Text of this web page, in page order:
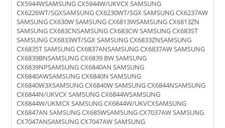
CX5944WSAMSUNG CX5944W/UKVCX SAMSUNG
CX6226WT/SGXSAMSUNG CX6230WT/SGX SAMSUNG CX6237AW
SAMSUNG CX630W SAMSUNG CX6813WSAMSUNG CX6813ZN
SAMSUNG CX683CNSAMSUNG CX683CW SAMSUNG CX683ST
SAMSUNG CX6833WT/SGX SAMSUNG CX6833ZNSAMSUNG
CX6835T SAMSUNG CX6837ANSAMSUNG CX6837AW SAMSUNG
CX6839BNSAMSUNG CX6839 BW SAMSUNG
CX6839NPSAMSUNG CX6840AN SAMSUNG
CX6840AWSAMSUNG CX6840N SAMSUNG
CX6840W3XSAMSUNG CX6840W SAMSUNG CX6844NSAMSUNG
CX6844N/UKVCX SAMSUNG CX6844WSAMSUNG
CX6844W/UKMCX SAMSUNG CX6844W/UKVCXSAMSUNG
CX6847AN SAMSUNG CX685WSAMSUNG CX7037AW SAMSUNG
CX7047ANSAMSUNG CX7047AW SAMSUNG